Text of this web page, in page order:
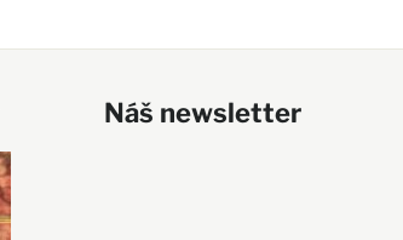
Náš newsletter